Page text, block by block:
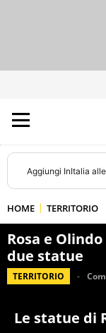
Aggiungi InItalia
HOME TERRITORIO
Rosa e
due statue
TERRITORIO
Le statue di